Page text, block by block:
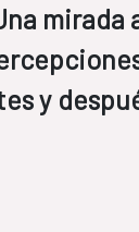
mirada
y